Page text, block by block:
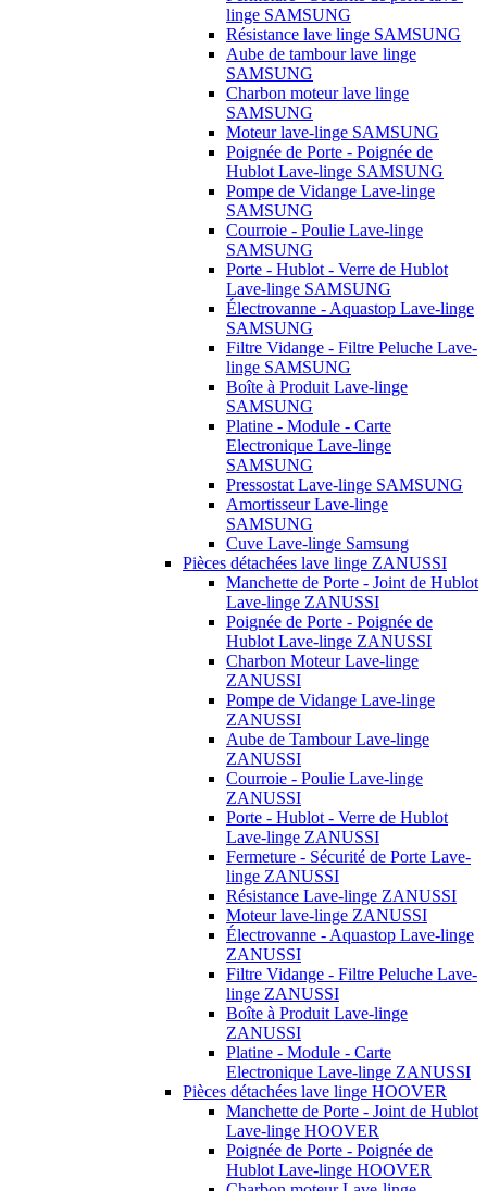
linge SAMSUNG
Résistance lave linge SAMSUNG
Aube de tambour lave linge
SAMSUNG
Charbon moteur lave linge
SAMSUNG
Moteur lave-linge SAMSUNG
Poignée de Porte - Poignée de
Hublot Lave-linge SAMSUNG
Pompe de Vidange Lave-linge
SAMSUNG
Courroie - Poulie Lave-linge
SAMSUNG
Porte - Hublot - Verre de Hublot
Lave-linge SAMSUNG
Électrovanne - Aquastop Lave-linge
SAMSUNG
Filtre Vidange - Filtre Peluche Lave-
linge SAMSUNG
Boîte à Produit Lave-linge
SAMSUNG
Platine - Module - Carte
Electronique Lave-linge
SAMSUNG
Pressostat Lave-linge SAMSUNG
Amortisseur Lave-linge
SAMSUNG
Cuve Lave-linge Samsung
Pièces détachées lave linge ZANUSSI
Manchette de Porte - Joint de Hublot
Lave-linge ZANUSSI
Poignée de Porte - Poignée de
Hublot Lave-linge ZANUSSI
Charbon Moteur Lave-linge
ZANUSSI
Pompe de Vidange Lave-linge
ZANUSSI
Aube de Tambour Lave-linge
ZANUSSI
Courroie - Poulie Lave-linge
ZANUSSI
Porte - Hublot - Verre de Hublot
Lave-linge ZANUSSI
Fermeture - Sécurité de Porte Lave-
linge ZANUSSI
Résistance Lave-linge ZANUSSI
Moteur lave-linge ZANUSSI
Électrovanne - Aquastop Lave-linge
ZANUSSI
Filtre Vidange - Filtre Peluche Lave-
linge ZANUSSI
Boîte à Produit Lave-linge
ZANUSSI
Platine - Module - Carte
Electronique Lave-linge ZANUSSI
Pièces détachées lave linge HOOVER
Manchette de Porte - Joint de Hublot
Lave-linge HOOVER
Poignée de Porte - Poignée de
Hublot Lave-linge HOOVER